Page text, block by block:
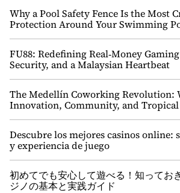
Why a Pool Safety Fence Is the Most
Protection Around Your Swimming
FU88: Redefining Real‑Money
Security, and a Malaysian Heartbeat
The Medellín Coworking Revolution:
Innovation, Community, and Tropical
Descubre los mejores casinos online:
y experiencia de juego
初めてでも安心して遊べる！知ってお
ジノの基本と実践ガイド